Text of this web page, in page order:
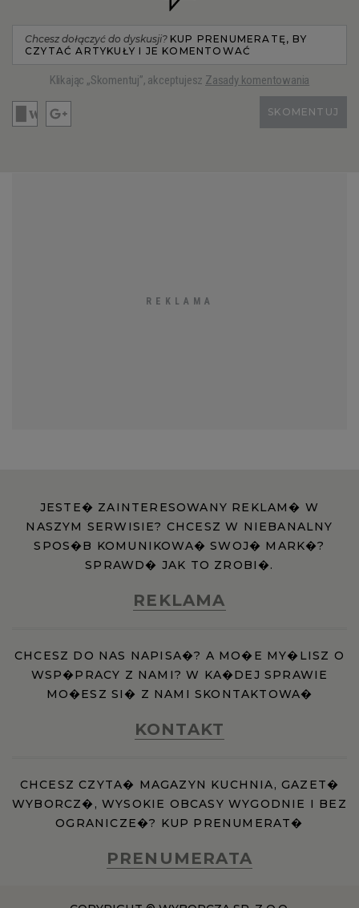
Chcesz dołączyć do dyskusji? KUP PRENUMERATĘ, BY
CZYTAĆ ARTYKUŁY I JE KOMENTOWAĆ
Klikając „Skomentuj”, akceptujesz Zasady komentowania
SKOMENTUJ
JESTE� ZAINTERESOWANY REKLAM� W
NASZYM SERWISIE? CHCESZ W NIEBANALNY
SPOS�B KOMUNIKOWA� SWOJ� MARK�?
SPRAWD� JAK TO ZROBI�.
REKLAMA
CHCESZ DO NAS NAPISA�? A MO�E MY�LISZ O
WSP�PRACY Z NAMI? W KA�DEJ SPRAWIE
MO�ESZ SI� Z NAMI SKONTAKTOWA�
KONTAKT
CHCESZ CZYTA� MAGAZYN KUCHNIA, GAZET�
WYBORCZ�, WYSOKIE OBCASY WYGODNIE I BEZ
OGRANICZE�? KUP PRENUMERAT�
PRENUMERATA